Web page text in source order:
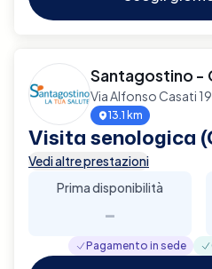
Santagostino -
Via Alfonso Casati
13.1 km
Visita senologica
Vedi altre prestazioni
Prima disponibilità
-
Pagamento in sede